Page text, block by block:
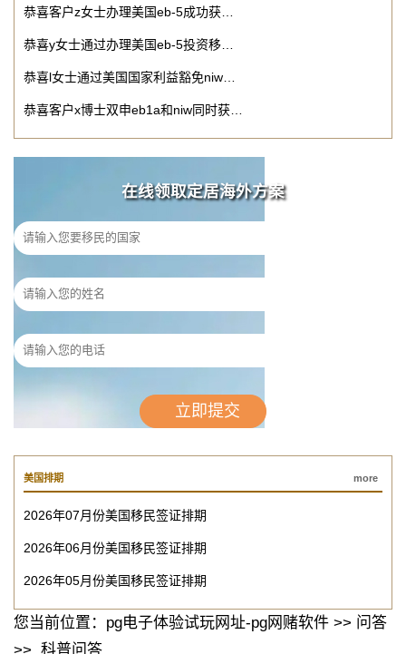
恭喜客户z女士办理美国eb-5成功获…
恭喜y女士通过办理美国eb-5投资移…
恭喜l女士通过美国国家利益豁免niw…
恭喜客户x博士双申eb1a和niw同时获…
在线领取定居海外方案
美国排期 more
2026年07月份美国移民签证排期
2026年06月份美国移民签证排期
2026年05月份美国移民签证排期
您当前位置： pg电子体验试玩网址-pg网赌软件 >> 问答
>> 科普问答